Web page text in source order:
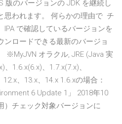
版のバージョンの JDK を継続し
思われます。 何らかの理由で チ
IPA で確認しているバージョンを
ンロードできる最新のバージョ
※MyJVN オラクル, JRE (Java 実
1.6.x(6.x)、1.7.x(7.x)、
、13.x、14.x 1.6.xの場合：
6 Update 1」 2018年10
）チェック対象バージョンに